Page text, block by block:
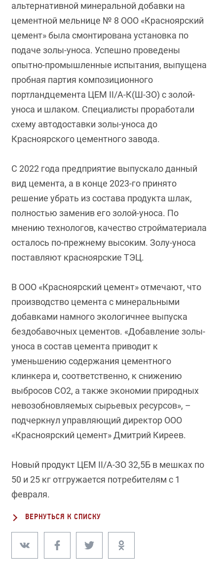
альтернативной минеральной добавки на
цементной мельнице № 8 ООО «Красноярский
цемент» была смонтирована установка по
подаче золы-уноса. Успешно проведены
опытно-промышленные испытания, выпущена
пробная партия композиционного
портландцемента ЦЕМ II/А-К(Ш-ЗО) с золой-
уноса и шлаком. Специалисты проработали
схему автодоставки золы-уноса до
Красноярского цементного завода.
С 2022 года предприятие выпускало данный
вид цемента, а в конце 2023-го принято
решение убрать из состава продукта шлак,
полностью заменив его золой-уноса. По
мнению технологов, качество стройматериала
осталось по-прежнему высоким. Золу-уноса
поставляют красноярские ТЭЦ.
В ООО «Красноярский цемент» отмечают, что
производство цемента с минеральными
добавками намного экологичнее выпуска
бездобавочных цементов. «Добавление золы-
уноса в состав цемента приводит к
уменьшению содержания цементного
клинкера и, соответственно, к снижению
выбросов СО2, а также экономии природных
невозобновляемых сырьевых ресурсов», –
подчеркнул управляющий директор ООО
«Красноярский цемент» Дмитрий Киреев.
Новый продукт ЦЕМ II/А-ЗО 32,5Б в мешках по
50 и 25 кг отгружается потребителям с 1
февраля.
ВЕРНУТЬСЯ К СПИСКУ